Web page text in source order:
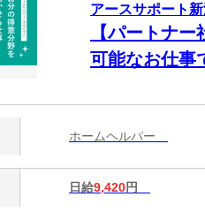
アースサポート
【パートナ
可能なお仕事
ホームヘルパー
日給9,420円